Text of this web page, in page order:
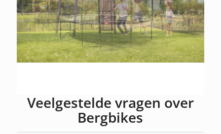
Veelgestelde vragen over
Bergbikes